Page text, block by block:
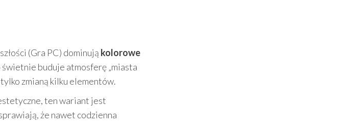
(Gra PC) dominują kolorowe
buduje atmosferę „miasta
zmianą kilku elementów.
ten wariant jest
że nawet codzienna